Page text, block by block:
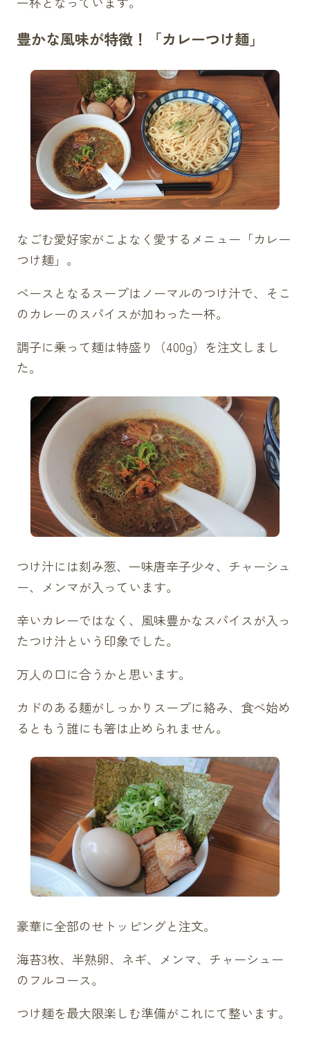
豊かな風味が特徴！「カレーつけ麺」
なごむ愛好家がこよなく愛するメニュー「カレー
つけ麺」。
ベースとなるスープはノーマルのつけ汁で、そこ
のカレーのスパイスが加わった一杯。
調子に乗って麺は特盛り（400g）を注文しまし
た。
つけ汁には刻み葱、一味唐辛子少々、チャーシュ
ー、メンマが入っています。
辛いカレーではなく、風味豊かなスパイスが入っ
たつけ汁という印象でした。
万人の口に合うかと思います。
カドのある麺がしっかりスープに絡み、食べ始め
るともう誰にも箸は止められません。
豪華に全部のせトッピングと注文。
海苔3枚、半熟卵、ネギ、メンマ、チャーシュー
のフルコース。
つけ麺を最大限楽しむ準備がこれにて整います。